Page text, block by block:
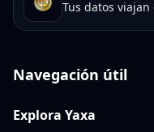
Tus datos viajan
Navegación útil
Explora Yaxa